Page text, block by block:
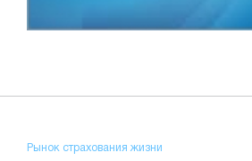
Рынок страхования жизни